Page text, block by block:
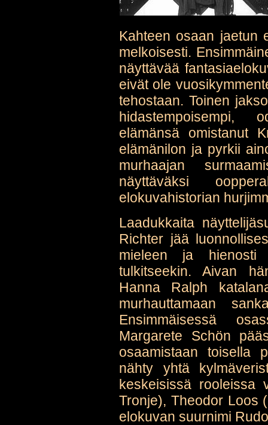
Kahteen osaan jaetun
melkoisesti.
näyttävää
eivät ole
tehostaan. Toinen
hidastempoisempi,
elämänsä omistanut
elämänilon ja pyrkii
murhaajan
näyttäväksi
elokuvahistorian
Laadukkaita
Richter jää
mieleen ja hienosti
tulkitseekin. Aivan
Hanna Ralph
murhauttamaan
Ensimmäisessä
Margarete Schön
osaamistaan toisella
nähty yhtä
keskeisissä rooleissa
Tronje), Theodor Loos
elokuvan suurnimi